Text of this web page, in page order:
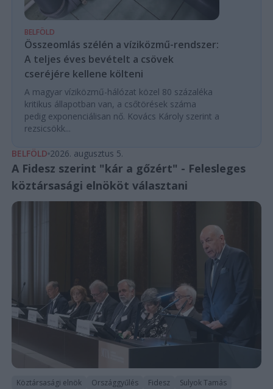
BELFÖLD
Összeomlás szélén a víziközmű-rendszer:
A teljes éves bevételt a csövek
cseréjére kellene költeni
A magyar víziközmű-hálózat közel 80 százaléka
kritikus állapotban van, a csőtörések száma
pedig exponenciálisan nő. Kovács Károly szerint a
rezsicsökk...
BELFÖLD 2026. augusztus 5.
A Fidesz szerint "kár a gőzért" - Felesleges
köztársasági elnököt választani
Köztársasági elnök Országgyűlés Fidesz
Sulyok Tamás